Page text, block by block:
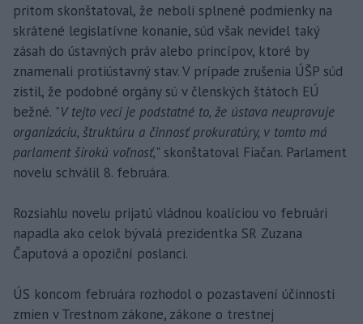
pritom skonštatoval, že neboli splnené podmienky na
skrátené legislatívne konanie, súd však nevidel taký
zásah do ústavných práv alebo princípov, ktoré by
znamenali protiústavný stav. V prípade zrušenia ÚŠP súd
zistil, že podobné orgány sú v členských štátoch EÚ
bežné. "V tejto veci je podstatné to, že ústava neupravuje
organizáciu, štruktúru a činnosť prokuratúry, v tomto má
parlament širokú voľnosť," skonštatoval Fiačan. Parlament
novelu schválil 8. februára.
Rozsiahlu novelu prijatú vládnou koalíciou vo februári
napadla ako celok bývalá prezidentka SR Zuzana
Čaputová a opoziční poslanci.
ÚS koncom februára rozhodol o pozastavení účinnosti
zmien v Trestnom zákone, zákone o trestnej